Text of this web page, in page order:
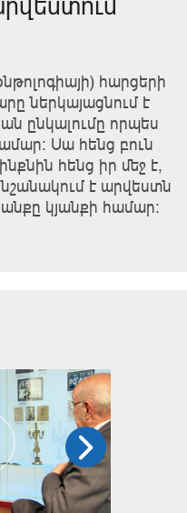
հարցերի
ներկայացնում է
ընկալումը որպես
Սա հենց բուն
հենց իր մեջ է,
նշանակում է արվեստն
կյանքի համար։